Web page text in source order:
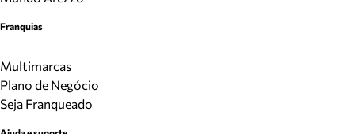
Franquias
Multimarcas
Plano de Negócio
Seja Franqueado